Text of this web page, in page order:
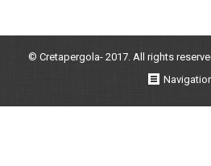
© Cretapergola- 2017. All rights